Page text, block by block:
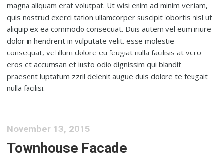
magna aliquam erat volutpat. Ut wisi enim ad minim veniam,
quis nostrud exerci tation ullamcorper suscipit lobortis nisl ut
aliquip ex ea commodo consequat. Duis autem vel eum iriure
dolor in hendrerit in vulputate velit. esse molestie
consequat, vel illum dolore eu feugiat nulla facilisis at vero
eros et accumsan et iusto odio dignissim qui blandit
praesent luptatum zzril delenit augue duis dolore te feugait
nulla facilisi.
November 13, 2015
Townhouse Facade